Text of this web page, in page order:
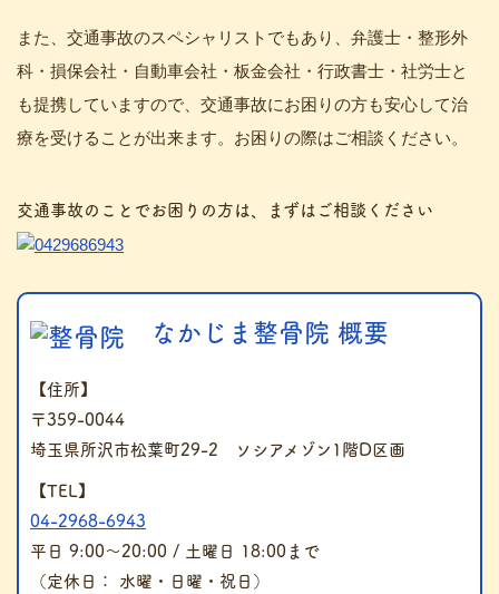
また、交通事故のスペシャリストでもあり、弁護士・整形外
科・損保会社・自動車会社・板金会社・行政書士・社労士と
も提携していますので、交通事故にお困りの方も安心して治
療を受けることが出来ます。お困りの際はご相談ください。
交通事故のことでお困りの方は、まずはご相談ください
なかじま整骨院 概要
【住所】
〒359-0044
埼玉県所沢市松葉町29-2 ソシアメゾン1階D区画
【TEL】
04-2968-6943
平日 9:00～20:00 / 土曜日 18:00まで
（定休日： 水曜・日曜・祝日）